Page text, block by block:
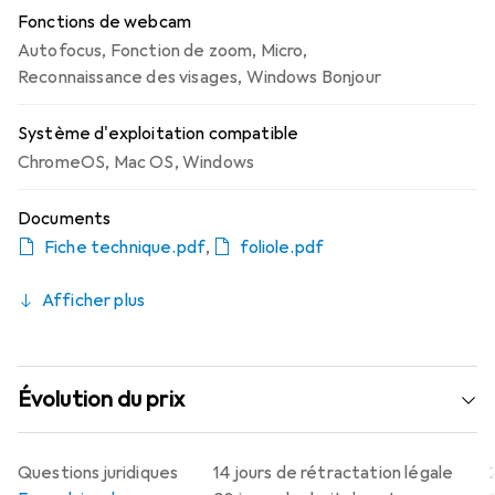
Fonctions de webcam
Autofocus, Fonction de zoom, Micro,
Reconnaissance des visages, Windows Bonjour
Système d'exploitation compatible
ChromeOS, Mac OS, Windows
Documents
Fiche technique.pdf, foliole.pdf
Afficher plus
Évolution du prix
14 jours de rétractation légale
Questions juridiques